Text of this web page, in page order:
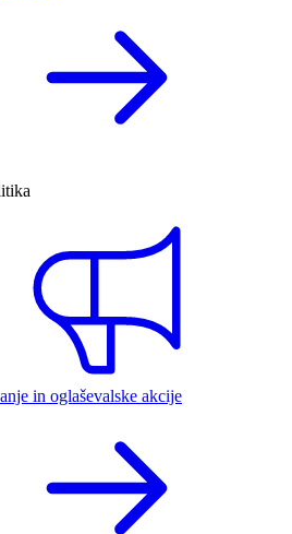
in oglaševalske akcije